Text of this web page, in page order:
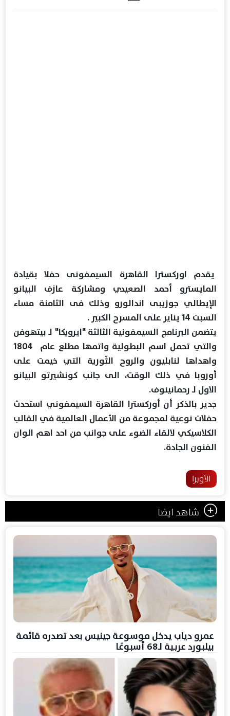
يقدم اوركسترا القاهرة السيمفونى حفلا بقيادة
المايسترو أحمد الصعيدي ومشاركة عازف البيانو
الإيطالي جوزيبى اندالورو وذلك فى الثامنة مساء
السبت 14 يناير على المسرح الكبير .
يتضمن البرنامج السيمفونية الثالثة "ايرويكا" لـ بيتهوفن
والتي تحمل اسم البطولية واتمها مطلع عام 1804
واهداها لنابليون والروح الثّورية التي خيمت على
أوروبا في ذلك الوقت، الى جانب كونشيرتو البيانو
الاول لـ رحمانينوف.
جدير بالذكر أن أوركسترا القاهرة السيمفوني استحدث
حفلات نوعية لمجموعة من الأعمال العالمية في القالب
الكلاسيكي لالقاء الضوء على جوانب من احد اهم الوان
الفنون الجادة.
الأوبرا
شاهد ايضا
عمرو دياب يدخل موسوعة جينيس بعد تصدره قائمة
بيلبورد عربية لـ68 أسبوعًا